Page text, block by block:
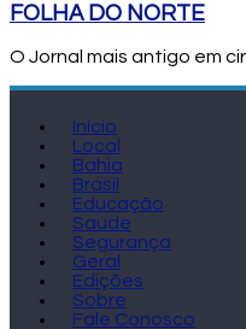
FOLHA DO NORTE
O Jornal mais antigo em
Início
Local
Bahia
Brasil
Educação
Saúde
Segurança
Geral
Edições
Sobre
Fale Conosco